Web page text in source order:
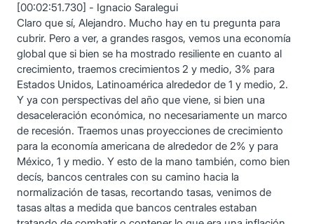
[00:02:51.730] - Ignacio Saralegui
Claro que sí, Alejandro. Mucho hay en tu pregunta para
cubrir. Pero a ver, a grandes rasgos, vemos una economía
global que si bien se ha mostrado resiliente en cuanto al
crecimiento, traemos crecimientos 2 y medio, 3% para
Estados Unidos, Latinoamérica alrededor de 1 y medio, 2.
Y ya con perspectivas del año que viene, si bien una
desaceleración económica, no necesariamente un marco
de recesión. Traemos unas proyecciones de crecimiento
para la economía americana de alrededor de 2% y para
México, 1 y medio. Y esto de la mano también, como bien
decís, bancos centrales con su camino hacia la
normalización de tasas, recortando tasas, venimos de
tasas altas a medida que bancos centrales estaban